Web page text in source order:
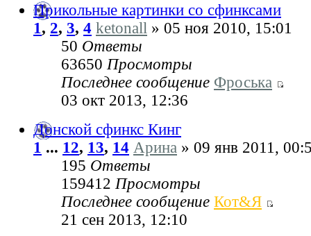
Прикольные картинки со сфинксами
1, 2, 3, 4 ketonall » 05 ноя 2010, 15:01
50 Ответы
63650 Просмотры
Последнее сообщение Фроська
03 окт 2013, 12:36
Донской сфинкс Кинг
1 ... 12, 13, 14 Арина » 09 янв 2011,
195 Ответы
159412 Просмотры
Последнее сообщение Кот&Я
21 сен 2013, 12:10